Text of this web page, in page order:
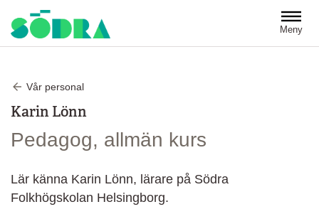
Meny
Vår personal
Karin Lönn
Pedagog, allmän kurs
Lär känna Karin Lönn, lärare på Södra
Folkhögskolan Helsingborg.